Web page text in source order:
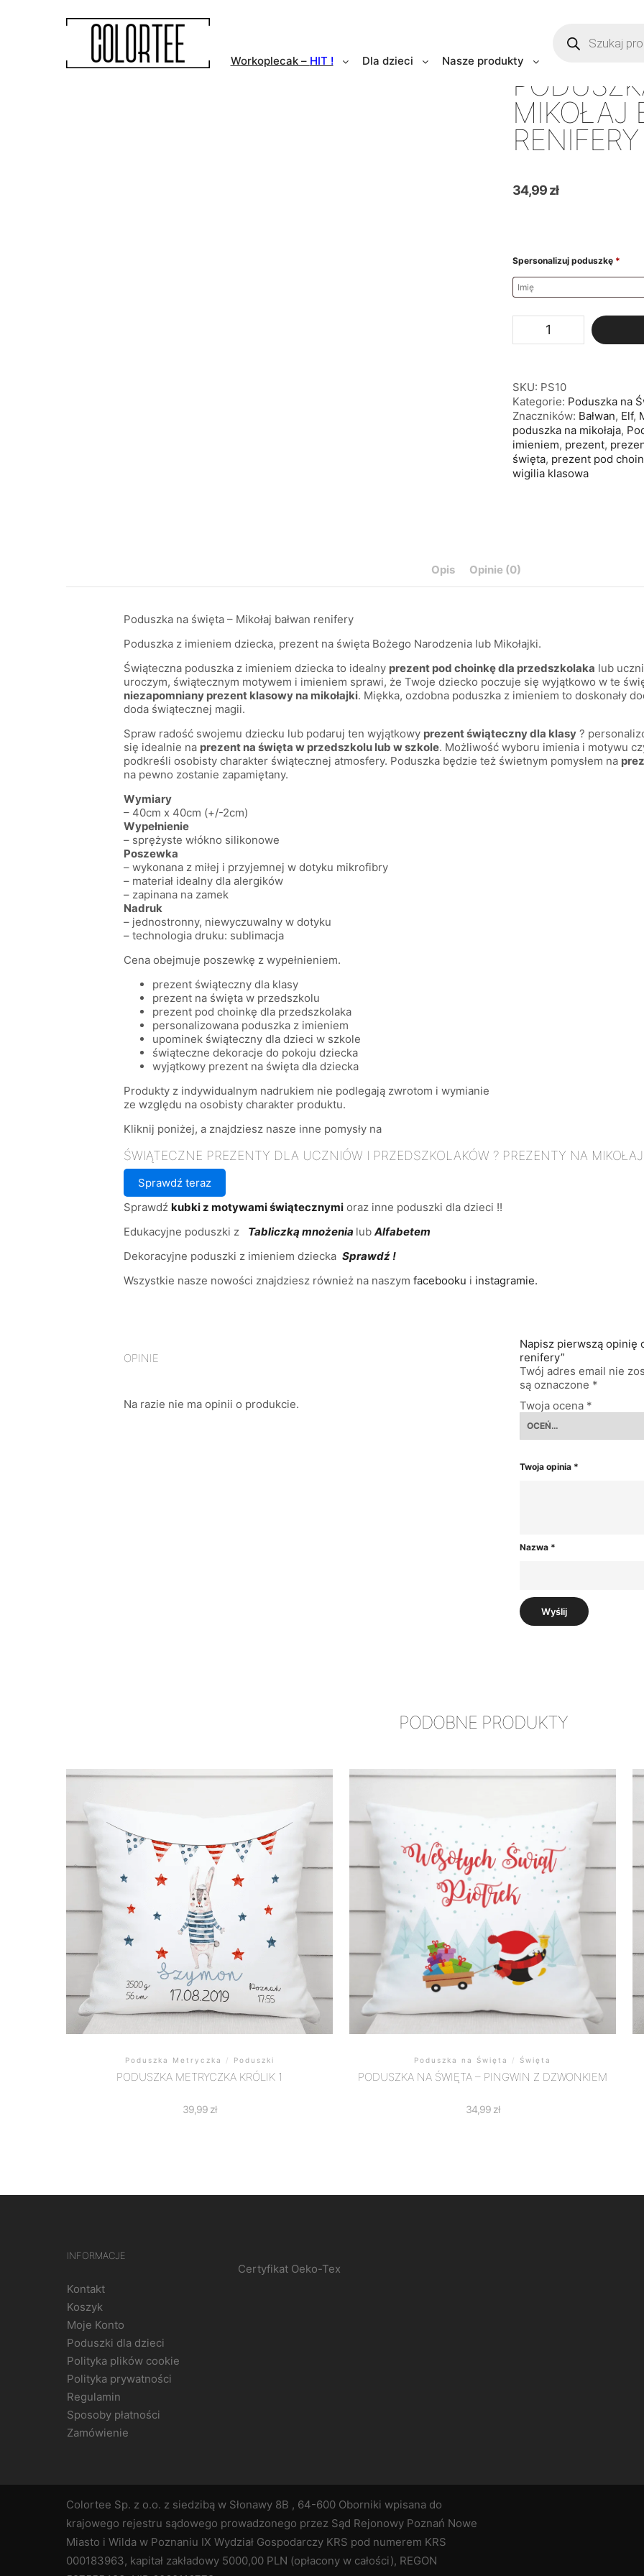
Workoplecak – HIT ! Dla dzieci Nasze produkty
MIKOŁAJ
RENIFERY
34,99zł
Spersonalizuj poduszkę *
SKU: PS10
Kategorie: Poduszka na
Znaczników: Bałwan, Elf,
poduszka na mikołaja,
imieniem, prezent,
święta, prezent pod
wigilia klasowa
Opis Opinie (0)
Poduszka na święta – Mikołaj bałwan renifery
Poduszka z imieniem dziecka, prezent na święta Bożego Narodzenia lub Mikołajki.
Świąteczna poduszka z imieniem dziecka to idealny prezent pod choinkę dla przedszkolaka lub
uroczym, świątecznym motywem i imieniem sprawi, że Twoje dziecko poczuje się wyjątkowo w te
niezapomniany prezent klasowy na mikołajki. Miękka, ozdobna poduszka z imieniem to doskonały
doda świątecznej magii.
Spraw radość swojemu dziecku lub podaruj ten wyjątkowy prezent świąteczny dla klasy ?
się idealnie na prezent na święta w przedszkolu lub w szkole. Możliwość wyboru imienia i motywu
podkreśli osobisty charakter świątecznej atmosfery. Poduszka będzie też świetnym pomysłem na
na pewno zostanie zapamiętany.
Wymiary
– 40cm x 40cm (+/-2cm)
Wypełnienie
– sprężyste włókno silikonowe
Poszewka
– wykonana z miłej i przyjemnej w dotyku mikrofibry
– materiał idealny dla alergików
– zapinana na zamek
Nadruk
– jednostronny, niewyczuwalny w dotyku
– technologia druku: sublimacja
Cena obejmuje poszewkę z wypełnieniem.
prezent świąteczny dla klasy
prezent na święta w przedszkolu
prezent pod choinkę dla przedszkolaka
personalizowana poduszka z imieniem
upominek świąteczny dla dzieci w szkole
świąteczne dekoracje do pokoju dziecka
wyjątkowy prezent na święta dla dziecka
Produkty z indywidualnym nadrukiem nie podlegają zwrotom i wymianie
ze względu na osobisty charakter produktu.
Kliknij poniżej, a znajdziesz nasze inne pomysły na
ŚWIĄTECZNE PREZENTY DLA UCZNIÓW I PRZEDSZKOLAKÓW ? PREZENTY NA
Sprawdź teraz
Sprawdź kubki z motywami świątecznymi oraz inne poduszki dla dzieci !!
Edukacyjne poduszki z Tabliczką mnożenia lub Alfabetem
Dekoracyjne poduszki z imieniem dziecka Sprawdź !
Wszystkie nasze nowości znajdziesz również na naszym facebooku i instagramie.
OPINIE
Na razie nie ma opinii o produkcie.
Napisz pierwszą opinię
renifery”
Twój adres email nie
są oznaczone *
Twoja ocena *
Twoja opinia *
Nazwa *
PODOBNE PRODUKTY
Poduszka Metryczka / Poduszki
PODUSZKA METRYCZKA KRÓLIK 1
39,99 zł
Poduszka na Święta / Święta
PODUSZKA NA ŚWIĘTA – PINGWIN Z DZWONKIEM
34,99 zł
INFORMACJE
Kontakt
Koszyk
Moje Konto
Poduszki dla dzieci
Polityka plików cookie
Polityka prywatności
Regulamin
Sposoby płatności
Zamówienie
Certyfikat Oeko-Tex
Colortee Sp. z o.o. z siedzibą w Słonawy 8B , 64-600 Oborniki wpisana do
krajowego rejestru sądowego prowadzonego przez Sąd Rejonowy Poznań Nowe
Miasto i Wilda w Poznaniu IX Wydział Gospodarczy KRS pod numerem KRS
000183963, kapitał zakładowy 5000,00 PLN (opłacony w całości), REGON